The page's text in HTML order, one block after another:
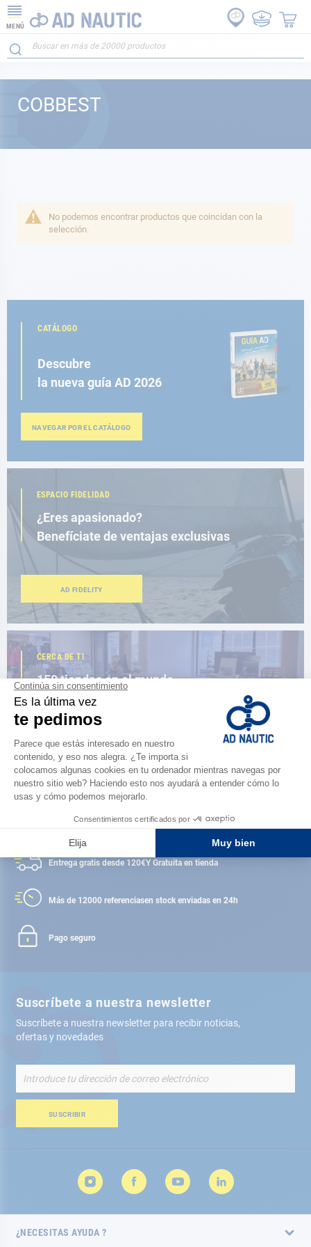
MENÚ
COBBEST
No podemos encontrar productos que coincidan con la
selección.
CATÁLOGO
Descubre
la nueva guía AD 2026
NAVEGAR POR EL CATÁLOGO
ESPACIO FIDELIDAD
¿Eres apasionado?
Benefíciate de ventajas exclusivas
AD FIDELITY
CERCA DE TI
150 tiendas en el mundo,
la fuerza de una red
ENCUENTRA UNA TIENDA
Satisfecho o reembolsado
Entrega gratis desde 120€Y Gratuita en tienda
Más de 12000 referenciasen stock enviadas en 24h
Pago seguro
Suscríbete a nuestra newsletter
Suscríbete a nuestra newsletter para recibir noticias,
ofertas y novedades
nuestro
de
SUSCRIBIR
¿NECESITAS AYUDA ?